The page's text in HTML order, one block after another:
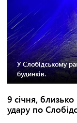
У Слобідському
будинків.
9 січня,
удару по